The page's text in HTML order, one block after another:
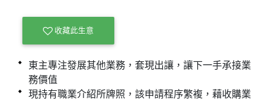
收藏此生意
東主專注發展其他業務，套現出讓，讓下一手承接業
務價值
現持有職業介紹所牌照，該申請程序繁複，藉收購業